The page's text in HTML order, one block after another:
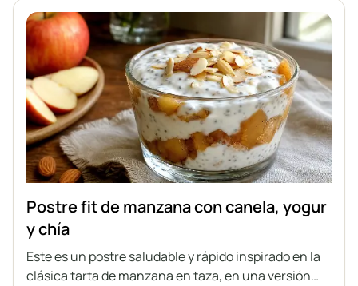
Postre fit de manzana con canela, yogur
y chía
Este es un postre saludable y rápido inspirado en la
clásica tarta de manzana en taza, en una versión